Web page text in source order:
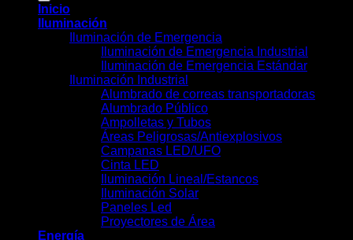
Inicio
Iluminación
Iluminación de Emergencia
Iluminación de Emergencia Industrial
Iluminación de Emergencia Estándar
Iluminación Industrial
Alumbrado de correas transportadoras
Alumbrado Público
Ampolletas y Tubos
Áreas Peligrosas/Antiexplosivos
Campanas LED/UFO
Cinta LED
Iluminación Lineal/Estancos
Iluminación Solar
Paneles Led
Proyectores de Área
Energía